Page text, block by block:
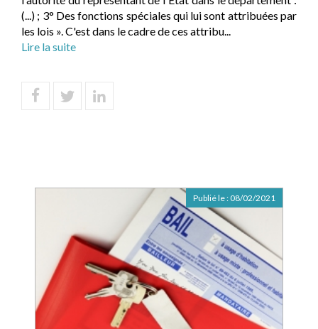
(...) ; 3° Des fonctions spéciales qui lui sont attribuées par
les lois ». C'est dans le cadre de ces attribu...
Lire la suite
Publié le : 08/02/2021